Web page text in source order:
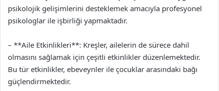
psikolojik gelişimlerini desteklemek amacıyla profesyonel
psikologlar ile işbirliği yapmaktadır.
– **Aile Etkinlikleri**: Kreşler, ailelerin de sürece dahil
olmasını sağlamak için çeşitli etkinlikler düzenlemektedir.
Bu tür etkinlikler, ebeveynler ile çocuklar arasındaki bağı
güçlendirmektedir.